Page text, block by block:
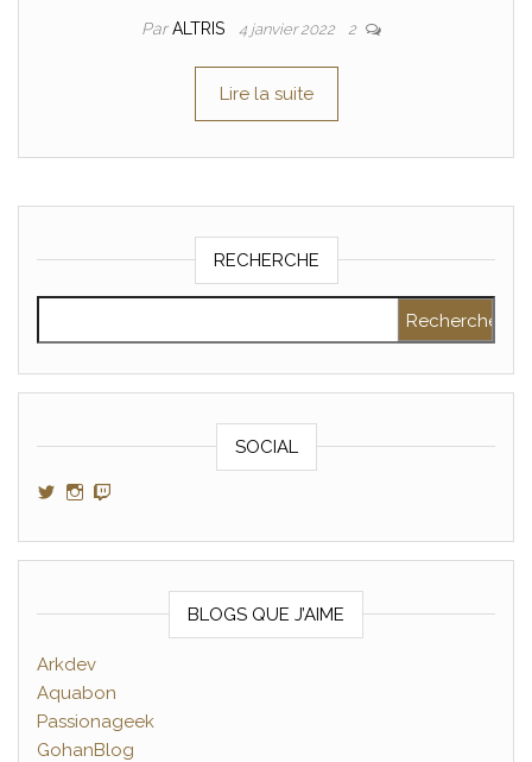
ParALTRIS 4 janvier 2022 2
Lire la suite
RECHERCHE
SOCIAL
Voir le profil de GamerAltris sur Twitter
Voir le profil de GamerAltris sur Instagram
BLOGS QUE J’AIME
Arkdev
Aquabon
Passionageek
GohanBlog